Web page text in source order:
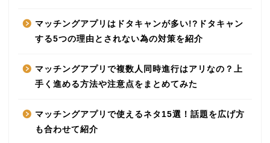
マッチングアプリはドタキャンが多い!?ドタキャン
する5つの理由とされない為の対策を紹介
マッチングアプリで複数人同時進行はアリなの？上
手く進める方法や注意点をまとめてみた
マッチングアプリで使えるネタ15選！話題を広げ方
も合わせて紹介